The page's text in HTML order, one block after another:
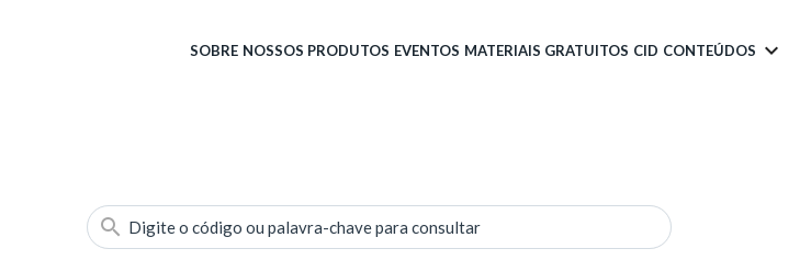
SOBRE NOSSOS PRODUTOS EVENTOS MATERIAIS GRATUITOS CID CONTEÚDOS
Digite o código ou palavra-chave para consultar